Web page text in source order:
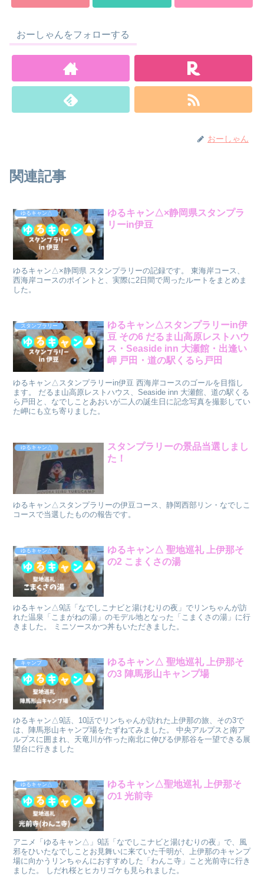
おーしゃんをフォローする
おーしゃん
関連記事
ゆるキャン△
ゆるキャン△×静岡県スタンプラ
リーin伊豆
ゆるキャン△×静岡県 スタンプラリーの記録です。 東海岸コース、
西海岸コースのポイントと、実際に2日間で周ったルートをまとめま
した。
スタンプラリー
ゆるキャン△スタンプラリーin伊
豆 その6 だるま山高原レストハウ
ス・Seaside inn 大瀬館・出逢い
岬 戸田・道の駅くるら戸田
ゆるキャン△スタンプラリーin伊豆 西海岸コースのゴールを目指し
ます。 だるま山高原レストハウス、Seaside inn 大瀬館、道の駅くる
ら戸田と、なでしことあおいが二人の誕生日に記念写真を撮影してい
た岬にも立ち寄りました。
ゆるキャン△
スタンプラリーの景品当選しまし
た！
ゆるキャン△スタンプラリーの伊豆コース、静岡西部リン・なでしこ
コースで当選したものの報告です。
ゆるキャン△
ゆるキャン△ 聖地巡礼 上伊那そ
の2 こまくさの湯
ゆるキャン△9話「なでしこナビと湯けむりの夜」でリンちゃんが訪
れた温泉「こまがねの湯」のモデル地となった「こまくさの湯」に行
きました。 ミニソースかつ丼もいただきました。
キャンプ
ゆるキャン△ 聖地巡礼 上伊那そ
の3 陣馬形山キャンプ場
ゆるキャン△9話、10話でリンちゃんが訪れた上伊那の旅、その3で
は、陣馬形山キャンプ場をたずねてみました。 中央アルプスと南ア
ルプスに囲まれ、天竜川が作った南北に伸びる伊那谷を一望できる展
望台に行きました
ゆるキャン△
ゆるキャン△聖地巡礼 上伊那そ
の1 光前寺
アニメ「ゆるキャン△」9話「なでしこナビと湯けむりの夜」で、風
邪をひいたなでしことお見舞いに来ていた千明が、上伊那のキャンプ
場に向かうリンちゃんにおすすめした「わんこ寺」こと光前寺に行き
ました。 しだれ桜とヒカリゴケも見られました。